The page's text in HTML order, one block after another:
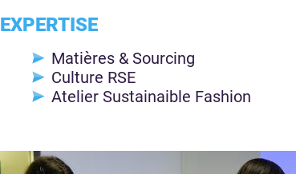
EXPERTISE
Matières & Sourcing
Culture RSE
Atelier Sustainaible Fashion